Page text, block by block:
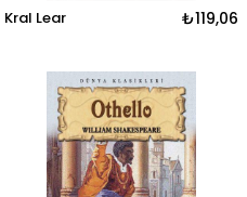
Kral Lear ₺119,06